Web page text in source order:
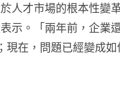
於人才市場的根本性變
示。「兩年前，企業
現在，問題已經變成